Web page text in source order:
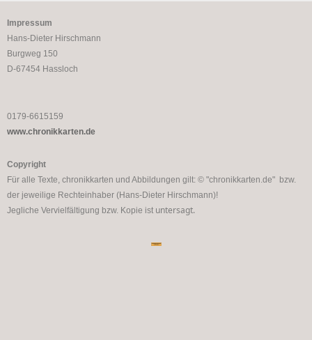
Impressum
Hans-Dieter Hirschmann
Burgweg 150
D-67454 Hassloch
0179-6615159
www.chronikkarten.de
Copyright
Für alle Texte, chronikkarten und Abbildungen gilt: © "chronikkarten.de" bzw.
der jeweilige Rechteinhaber (Hans-Dieter Hirschmann)!
Jegliche Vervielfältigung bzw. Kopie ist untersagt.